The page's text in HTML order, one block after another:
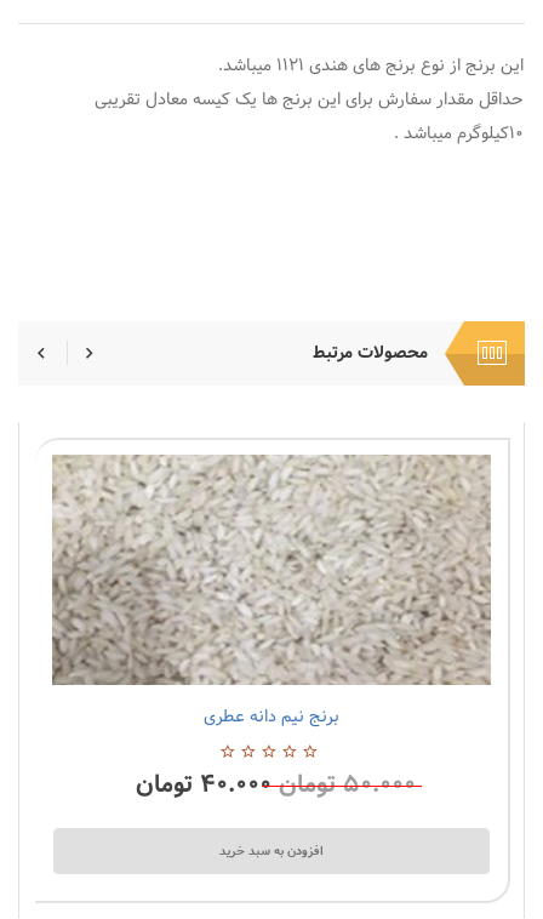
این برنج از نوع برنج های هندی ۱۱۲۱ میباشد.
حداقل مقدار سفارش برای این برنج ها یک کیسه معادل تقریبی
۱۰کیلوگرم میباشد .
محصولات مرتبط
برنج نیم دانه عطری
از
۵۰.۰۰۰تومان۴۰.۰۰۰ تومان
افزودن به سبد خرید